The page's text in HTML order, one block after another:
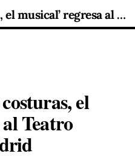
‘El tiempo entre costuras, el musical’ regresa al Teatro Calderón de Madrid
el
Teatro